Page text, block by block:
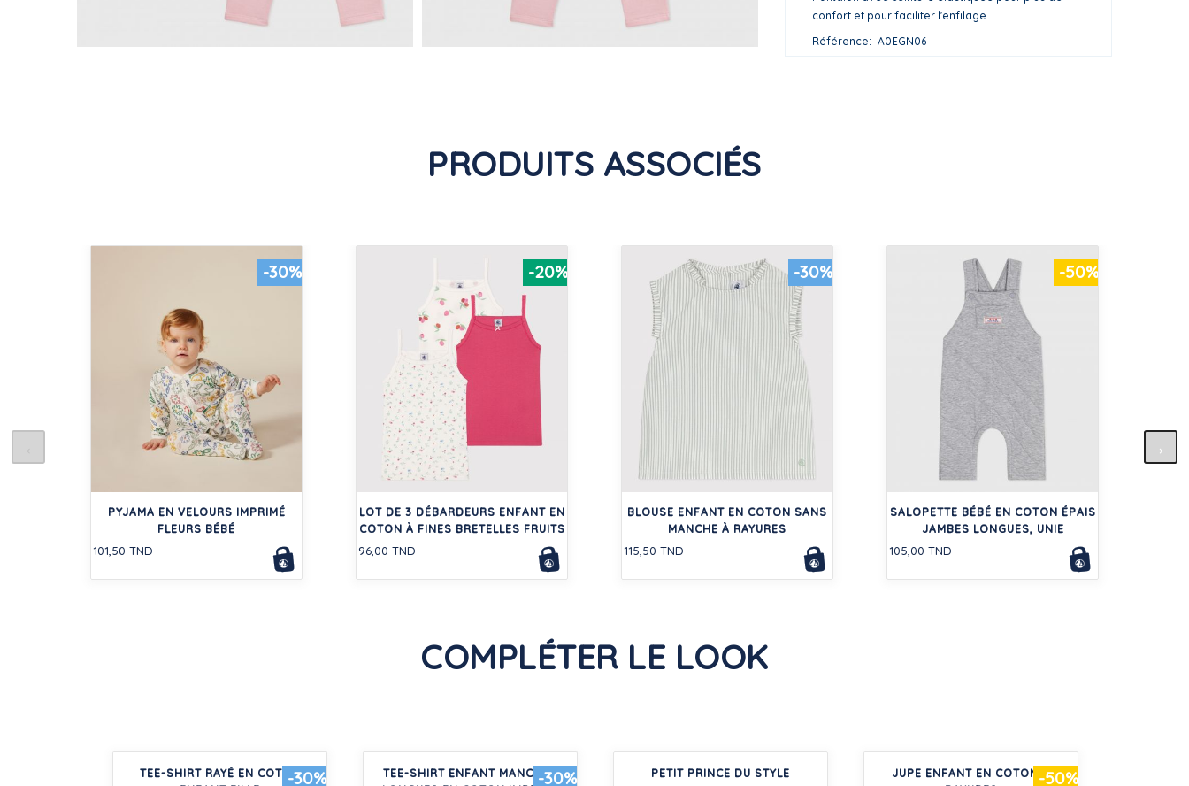
confort et pour faciliter l'enfilage.
Référence
A0EGN06
PRODUITS ASSOCIÉS
-30%
PYJAMA EN VELOURS IMPRIMÉ
FLEURS BÉBÉ
101,50 TND
-20%
LOT DE 3 DÉBARDEURS ENFANT EN
COTON À FINES BRETELLES FRUITS
96,00 TND
-30%
BLOUSE ENFANT EN COTON SANS
MANCHE À RAYURES
115,50 TND
-50%
SALOPETTE BÉBÉ EN COTON ÉPAIS
JAMBES LONGUES, UNIE
105,00 TND
COMPLÉTER LE LOOK
-30%
TEE-SHIRT RAYÉ EN COTON
-30%
TEE-SHIRT ENFANT MANCHES
PETIT PRINCE DU STYLE -50%
JUPE ENFANT EN COTON À